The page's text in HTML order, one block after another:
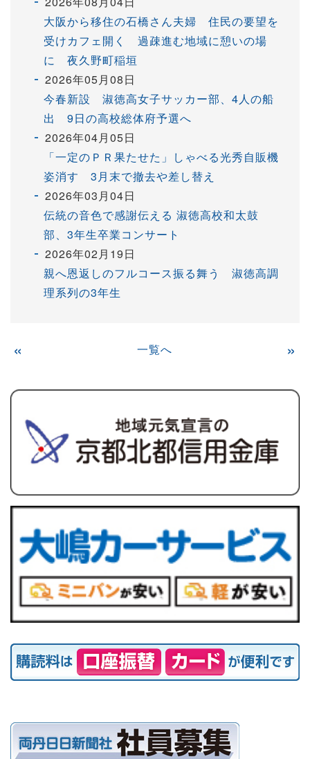
大阪から移住の石橋さん夫婦 住民の要望を
受けカフェ開く 過疎進む地域に憩いの場
に 夜久野町稲垣
2026年05月08日
今春新設 淑徳高女子サッカー部、4人の船
出 9日の高校総体府予選へ
2026年04月05日
「一定のＰＲ果たせた」しゃべる光秀自販機
姿消す 3月末で撤去や差し替え
2026年03月04日
伝統の音色で感謝伝える 淑徳高校和太鼓
部、3年生卒業コンサート
2026年02月19日
親へ恩返しのフルコース振る舞う 淑徳高調
理系列の3年生
« 一覧へ